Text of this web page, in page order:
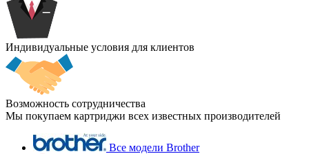
Индивидуальные условия для клиентов
Возможность сотрудничества
Мы покупаем картриджи всех известных производителей
Все модели Brother